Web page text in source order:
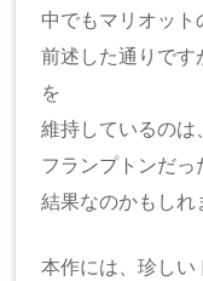
中でもマリオッ
前述した通りで
を
維持しているの
フランプトンだ
結果なのかもしれ
本作には、珍し